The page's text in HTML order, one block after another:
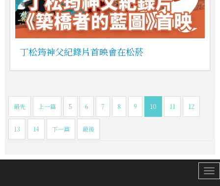
丁松筠神父紀錄片首映會在松菸
最先 上一篇 5 6 7 8 9 10 11 12
13 14 下一篇 最後